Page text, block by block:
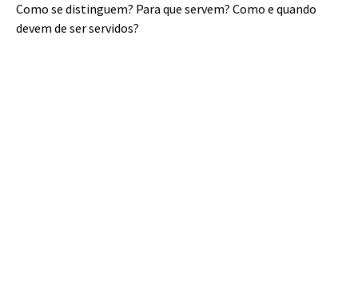
Como se distinguem? Para que servem? Como e quando
devem de ser servidos?